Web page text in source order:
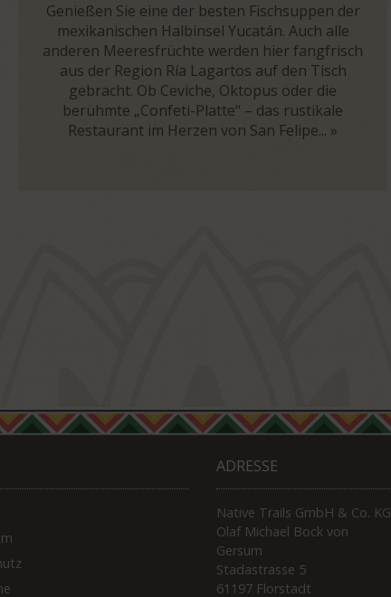
Genießen Sie eine der besten Fischsuppen der
mexikanischen Halbinsel Yucatán. Auch alle
anderen Meeresfrüchte werden hier fangfrisch
aus der Region Ría Lagartos auf den Tisch
gebracht. Ob Ceviche, Oktopus oder die
berühmte „Confeti-Platte“ – das rustikale
Restaurant im Herzen von San Felipe... »
ADRESSE
Native Trails GmbH & Co. KG
Olaf Michael Bock von
Gersum
Stadastrasse 5
61197 Florstadt